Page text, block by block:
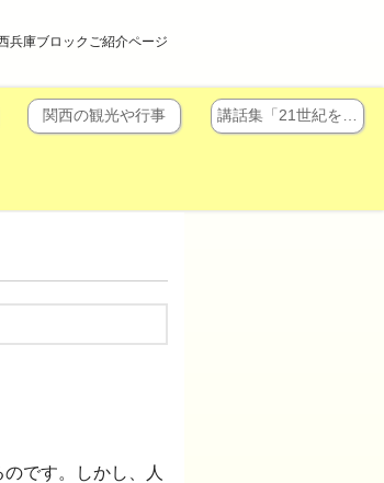
兵庫ブロックご紹介ページ
関西の観光や行事 講話集「21世紀を…
です。しかし、人